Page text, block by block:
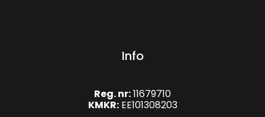
Info
Reg. nr:11679710
KMKR:EE101308203